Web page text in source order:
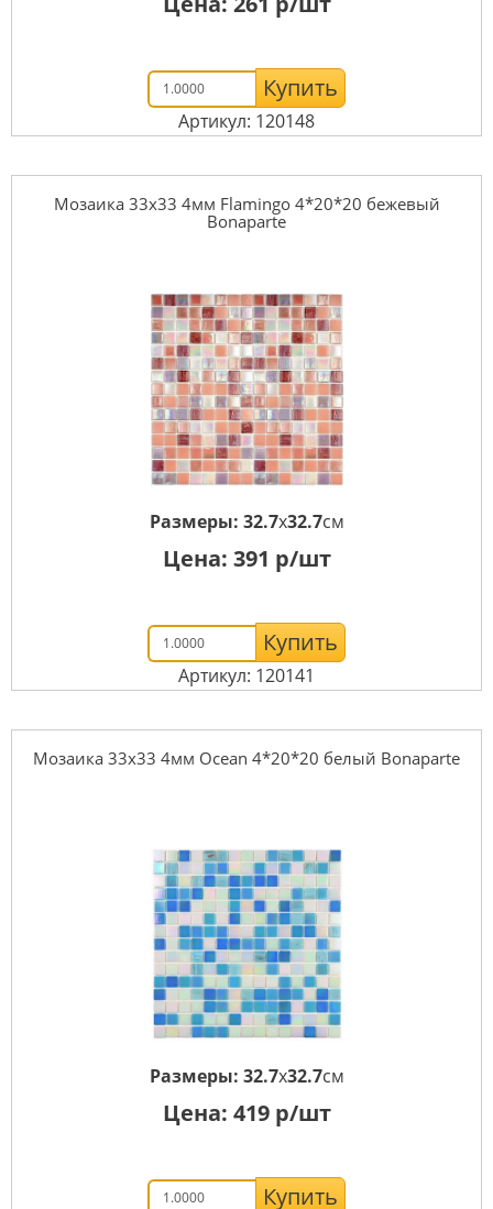
Купить
Артикул: 120148
Мозаика 33x33 4мм Flamingo 4*20*20 бежевый
Bonaparte
Размеры: 32.7x32.7см
Цена: 391 р/шт
Купить
Артикул: 120141
Мозаика 33x33 4мм Ocean 4*20*20 белый Bonaparte
Размеры: 32.7x32.7см
Цена: 419р/шт
Купить